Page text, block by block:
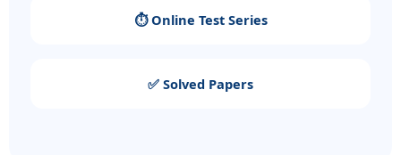
⏱️ Online Test Series
✅ Solved Papers